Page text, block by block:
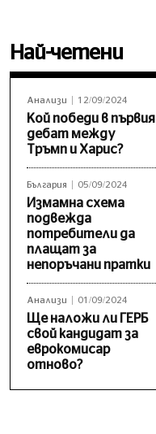
Най-четени
Анализи 12/09/2024
Кой победи в първия
дебат между
Тръмп и Харис?
България 05/09/2024
Измамна схема
подвежда
потребители да
плащат за
непоръчани пратки
Анализи 01/09/2024
Ще наложи ли ГЕРБ
свой кандидат за
еврокомисар
отново?